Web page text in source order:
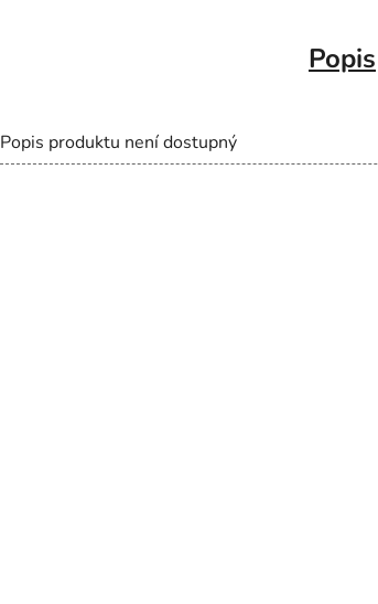
Popis
Popis produktu není dostupný